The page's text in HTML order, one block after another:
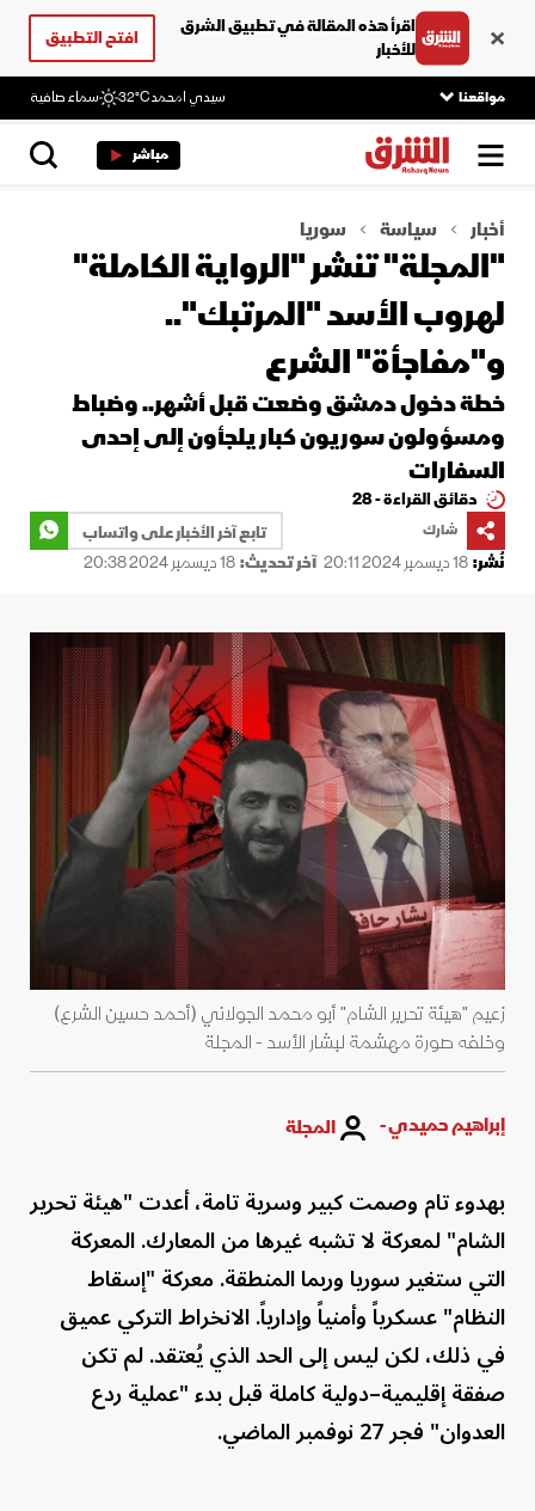
اقرأ هذه المقالة في تطبيق الشرق
للأخبار
افتح التطبيق
مواقعنا سيدي امحمد32°C سماء صافية
مباشر
أخبار سياسة سوريا
"المجلة" تنشر "الرواية الكاملة"
لهروب الأسد "المرتبك"..
و"مفاجأة" الشرع
خطة دخول دمشق وضعت قبل أشهر.. وضباط
ومسؤولون سوريون كبار يلجأون إلى إحدى
السفارات
دقائق القراءة - 28
شارك
تابع آخر الأخبار على واتساب
نُشر:18 ديسمبر 2024 20:11 آخر تحديث:18 ديسمبر 2024 20:38
زعيم "هيئة تحرير الشام" أبو محمد الجولاني (أحمد حسين الشرع)
وخلفه صورة مهشمة لبشار الأسد - المجلة
إبراهيم حميدي - المجلة
بهدوء تام وصمت كبير وسرية تامة، أعدت "هيئة تحرير
الشام" لمعركة لا تشبه غيرها من المعارك. المعركة
التي ستغير سوريا وربما المنطقة. معركة "إسقاط
النظام" عسكرياً وأمنياً وإدارياً. الانخراط التركي عميق
في ذلك، لكن ليس إلى الحد الذي يُعتقد. لم تكن
صفقة إقليمية–دولية كاملة قبل بدء "عملية ردع
العدوان" فجر 27 نوفمبر الماضي.